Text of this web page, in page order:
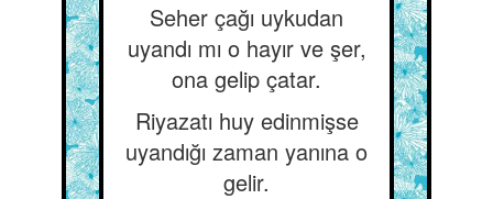
Seher çağı uykudan
uyandı mı o hayır ve şer,
ona gelip çatar.
Riyazatı huy edinmişse
uyandığı zaman yanına o
gelir.